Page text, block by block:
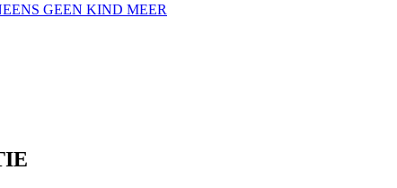
GEEN KIND MEER